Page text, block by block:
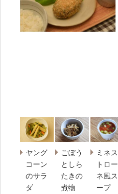
ヤング
コーン
のサラ
ダ
ごぼう
としら
たきの
煮物
ミネス
トロー
ネ風ス
ープ